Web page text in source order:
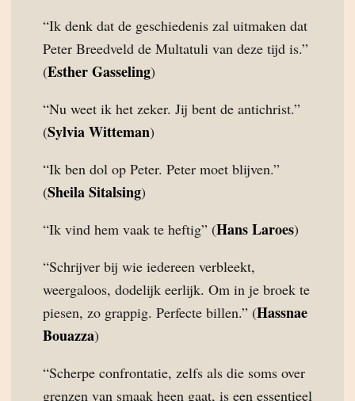
“Ik denk dat de geschiedenis zal uitmaken dat
Peter Breedveld de Multatuli van deze tijd is.”
(Esther Gasseling)
“Nu weet ik het zeker. Jij bent de antichrist.”
(Sylvia Witteman)
“Ik ben dol op Peter. Peter moet blijven.”
(Sheila Sitalsing)
“Ik vind hem vaak te heftig” (Hans Laroes)
“Schrijver bij wie iedereen verbleekt,
weergaloos, dodelijk eerlijk. Om in je broek te
piesen, zo grappig. Perfecte billen.” (Hassnae
Bouazza)
“Scherpe confrontatie, zelfs als die soms over
grenzen van smaak heen gaat, is een essentieel